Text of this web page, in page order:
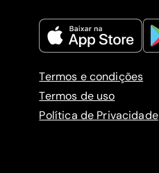
Termos e condições
Termos de uso
Política de Privacidade